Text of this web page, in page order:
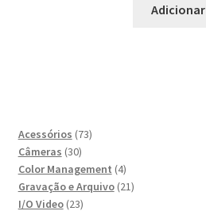
Adicionar
Acessórios 7373
Câmeras 3030
produtos
Color Management 44
produtos
Gravação e Arquivo 2121
I/O Video 2323